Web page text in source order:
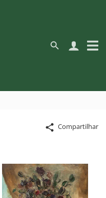
Compartilhar